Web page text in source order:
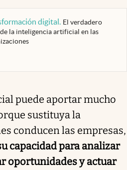
digital. El verdadero
la inteligencia artificial en las
puede aportar mucho
sustituya la
conducen las empresas,
capacidad para analizar
oportunidades y actuar